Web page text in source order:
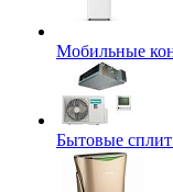
Мобильные
Бытовые